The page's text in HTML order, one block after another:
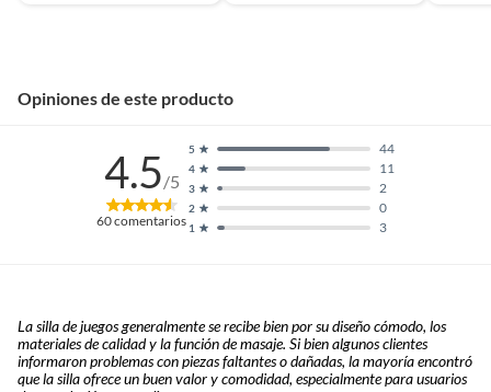
Opiniones de este producto
4.5/5
60comentarios 1 3
2 0
3 2
4 11
5 44
La silla de juegos generalmente se recibe bien por su diseño cómodo, los
materiales de calidad y la función de masaje. Si bien algunos clientes
informaron problemas con piezas faltantes o dañadas, la mayoría encontró
que la silla ofrece un buen valor y comodidad, especialmente para usuarios